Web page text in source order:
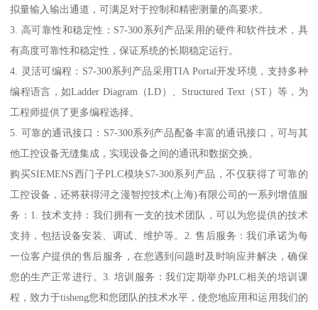
拟量输入输出通道，可满足对于控制和精密测量的高要求。
3. 高可靠性和稳定性：S7-300系列产品采用的硬件和软件技术，具
有高度可靠性和稳定性，保证系统的长期稳定运行。
4. 灵活可编程：S7-300系列产品采用TIA Portal开发环境，支持多种
编程语言，如Ladder Diagram（LD）、Structured Text（ST）等，为
工程师提供了更多编程选择。
5. 可靠的通讯接口：S7-300系列产品配备丰富的通讯接口，可与其
他工控设备无缝集成，实现设备之间的通讯和数据交换。
购买SIEMENS西门子PLC模块S7-300系列产品，不仅获得了可靠的
工控设备，还将获得浔之漫智控技术(上海)有限公司的一系列增值服
务：1. 技术支持：我们拥有一支的技术团队，可以为您提供的技术
支持，包括设备安装、调试、维护等。2. 售后服务：我们承诺为每
一位客户提供的售后服务，在您遇到问题时及时响应并解决，确保
您的生产正常进行。3. 培训服务：我们定期举办PLC相关的培训课
程，致力于tisheng您和您团队的技术水平，使您地应用和运用我们的